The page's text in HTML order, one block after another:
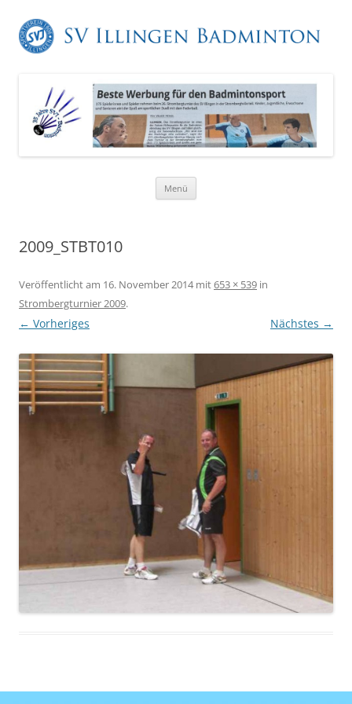
Menü
2009_STBT010
Veröffentlicht am 16. November 2014mit653 × 539 in
Strombergturnier 2009.
← Vorheriges Nächstes →